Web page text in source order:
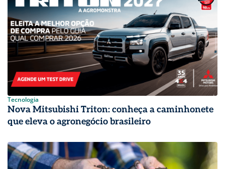
Tecnologia
Nova Mitsubishi Triton: conheça a caminhonete
que eleva o agronegócio brasileiro